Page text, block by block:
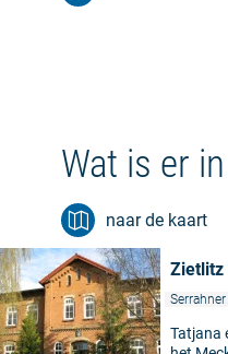
Wat is er
naar de kaart
Zietlitz
Tatjana